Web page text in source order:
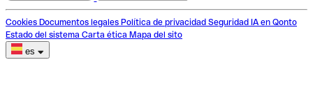
Cookies Documentos legales Política de privacidad Seguridad IA en Qonto
Estado del sistema Carta ética Mapa del sito
es